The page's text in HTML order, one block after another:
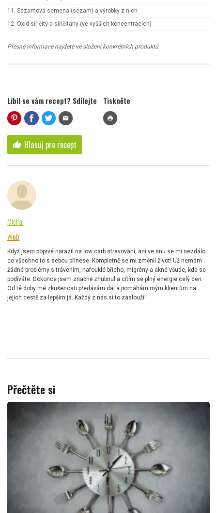
11. Sezamová semena (sezam) a výrobky z nich
12. Oxid siřičitý a siřičitany (ve vyšších koncentracích)
Přesné informace najdete ve složení konkrétních produktů
Líbil se vám recept? Sdílejte
mail
Tiskněte
print
thumb_up Hlasuj pro recept
Michal
Web
Když jsem poprvé narazil na low carb stravování, ani ve snu se mi nezdálo,
co všechno to s sebou přinese. Kompletně se mi změnil život! Už nemám
žádné problémy s trávením, nafouklé břicho, migrény a akné všude, kde se
podíváte. Dokonce jsem značně zhubnul a cítím se plný energie celý den.
Od té doby mé zkušenosti předávám dál a pomáhám mým klientům na
jejich cestě za lepším já. Každý z nás si to zaslouží!
Přečtěte si